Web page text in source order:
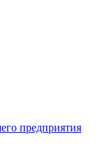
предприятия